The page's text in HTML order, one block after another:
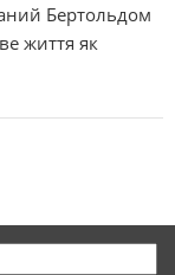
Бертольдом
життя як